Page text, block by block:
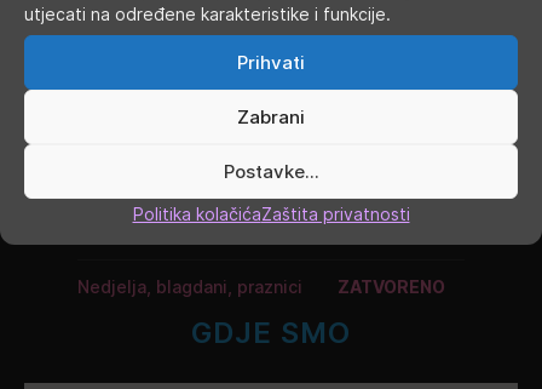
utjecati na određene karakteristike i funkcije.
Prihvati
Zabrani
Postavke...
Politika kolačićaZaštita privatnosti
Utorak 9.00 - 16.00
Nedjelja, blagdani, praznici ZATVORENO
GDJE SMO